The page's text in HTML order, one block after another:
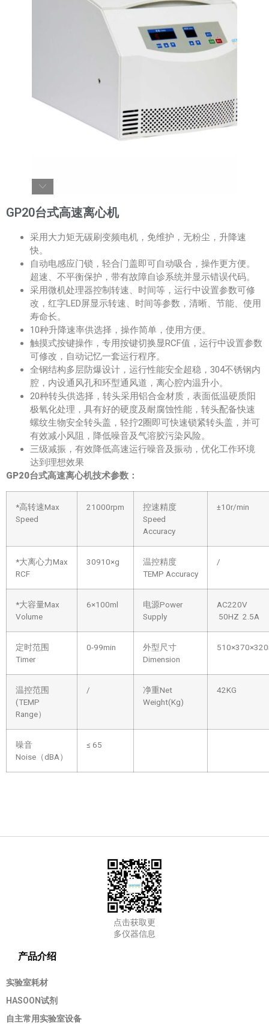
GP20台式高速离心机
采用大力矩无碳刷变频电机，免维护，无粉尘，升降速
快。
自动电感应门锁，轻合门盖即可自动吸合，操作更方便。
超速、不平衡保护，带有故障自诊系统并显示错误代码。
采用微机处理器控制转速、时间等，运行中设置参数可修
改，红字LED屏显示转速、时间等参数，清晰、节能、使用
寿命长。
10种升降速率供选择，操作简单，使用方便。
触摸式按键操作，专用按键切换显RCF值，运行中设置参数
可修改，自动记忆一套运行程序。
全钢结构多层防爆设计，运行性能安全超稳，304不锈钢内
腔，内设通风孔和环型通风道，离心腔内温升小。
20种转头供选择，转头采用铝合金材质，表面低温硬质阳
极氧化处理，具有好的硬度及耐腐蚀性能，转头配备快速
螺纹生物安全转头盖，轻拧2圈即可快速锁紧转头盖，并可
有效减小风阻，降低噪音及气溶胶污染风险。
三级减振，有效降低高速运行噪音及振动，优化工作环境
达到理想效果
GP20台式高速离心机技术参数 ：
*高转速Max
Speed
21000rpm
控速精度
Speed
Accuracy
±10r/min
*大离心力Max
RCF
30910×g
温控精度
TEMP Accuracy
/
*大容量Max
Volume
6×100ml
电源Power
Supply
AC220V
50HZ 2.5A
定时范围
Timer
0-99min
外型尺寸
Dimension
温控范围
(TEMP
Range）
/
净重Net
Weight(Kg)
42KG
噪音
Noise（dBA）
≤ 65
点击获取更
多仪器信息
产品介绍
实验室耗材
HASOON试剂
自主常用实验室设备